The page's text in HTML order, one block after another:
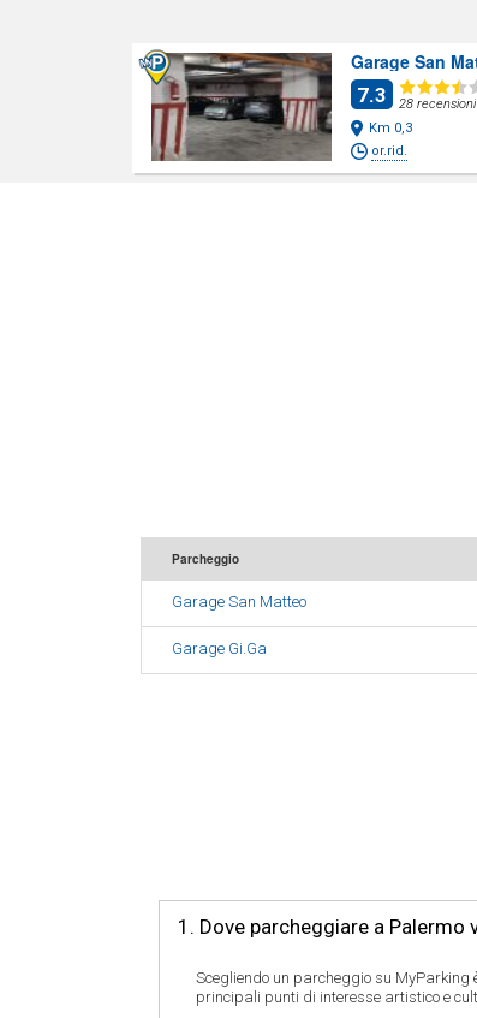
Garage San
7.3
28 recensioni
Km 0,3
or.rid.
Parcheggio
Garage San Matteo
Garage Gi.Ga
1. Dove parcheggiare a Palermo
Scegliendo un parcheggio su
principali punti di interesse artistico e